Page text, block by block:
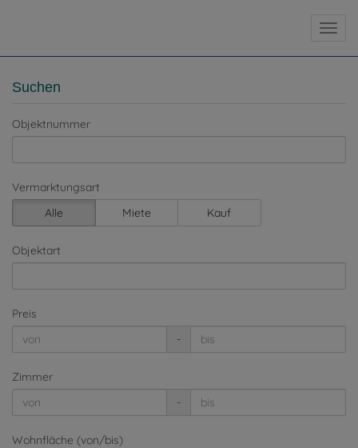
Suchen
Objektnummer
Vermarktungsart
Alle
Miete Kauf
Objektart
Preis
-
Zimmer
-
Wohnfläche (von/bis)